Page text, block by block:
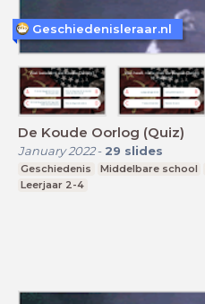
De Koude Oorlog (Quiz)
January 2022- 29 slides
Geschiedenis Middelbare school
Leerjaar 2-4
Geschiedenisleraar.nl